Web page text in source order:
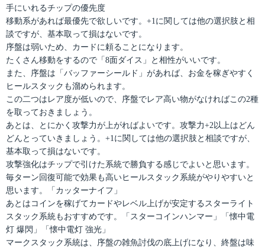
手にいれるチップの優先度
移動系があれば最優先で欲しいです。+1に関しては他の選択肢と相
談ですが、基本取って損はないです。
序盤は弱いため、カードに頼ることになります。
たくさん移動をするので「8面ダイス」と相性がいいです。
また、序盤は「バッファーシールド」があれば、お金を稼ぎやすく
ヒールスタックも溜められます。
この二つはレア度が低いので、序盤でレア高い物がなければこの2種
を取っておきましょう。
あとは、とにかく攻撃力が上がればよいです。攻撃力+2以上はどん
どんとっていきましょう。+1に関しては他の選択肢と相談ですが、
基本取って損はないです。
攻撃強化はチップで引けた系統で勝負する感じでよいと思います。
毎ターン回復可能で効果も高いヒールスタック系統がやりやすいと
思います。「カッターナイフ」
あとはコインを稼げてカードやレベル上げが安定するスターライト
スタック系統もおすすめです。「スターコインハンマー」「懐中電
灯 爆閃」「懐中電灯 強光」
マークスタック系統は、序盤の雑魚討伐の底上げになり、終盤は味